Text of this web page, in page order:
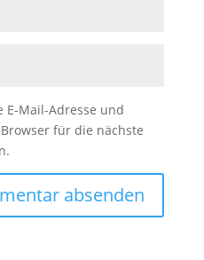
E-Mail-Adresse und
für die nächste